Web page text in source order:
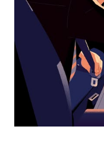
tuşuna
basın.